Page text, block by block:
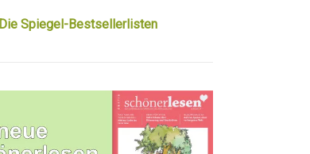
Die Spiegel-Bestsellerlisten